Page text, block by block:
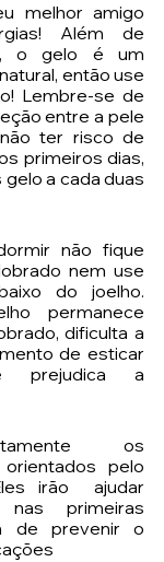
melhor amigo
Além de
o gelo é um
então use
Lembre-se de
entre a pele
ter risco de
primeiros dias,
a cada duas
não fique
nem use
do joelho.
permanece
dificulta a
de esticar
prejudica a
os
pelo
irão  ajudar
nas primeiras
de prevenir o